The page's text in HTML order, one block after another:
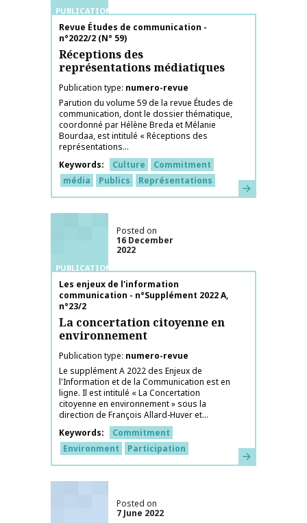
PUBLICATIONS
Publication name
Revue Études de communication -
n°2022/2 (N° 59)
Réceptions des
représentations médiatiques
Publication type numero-revue
Parution du volume 59 de la revue Études de
communication, dont le dossier thématique,
coordonné par Hélène Breda et Mélanie
Bourdaa, est intitulé « Réceptions des
représentations...
Keywords
Culture
Commitment
média
Publics Représentations Learn more
PUBLICATIONS
Posted on
16 December
2022
Publication name
Les enjeux de l'information
communication - n°Supplément 2022 A,
n°23/2
La concertation citoyenne en
environnement
Publication type numero-revue
Le supplément A 2022 des Enjeux de
l'Information et de la Communication est en
ligne. Il est intitulé « La Concertation
citoyenne en environnement » sous la
direction de François Allard-Huver et...
Keywords
Commitment
Environment
Participation Learn more
Posted on
7 June 2022